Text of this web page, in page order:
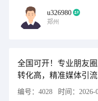
u326980
郑州
全国可开！专业朋友
转化高，精准媒体引
编号： 4028 时间： 2026-